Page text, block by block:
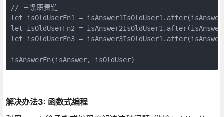
// 三条职责链
let isOldUserFn1 =
let isOldUserFn2 =
let isOldUserFn3 =
isAnswerFn(isAnswer, isOldUser)
解决办法3: 函数式编程